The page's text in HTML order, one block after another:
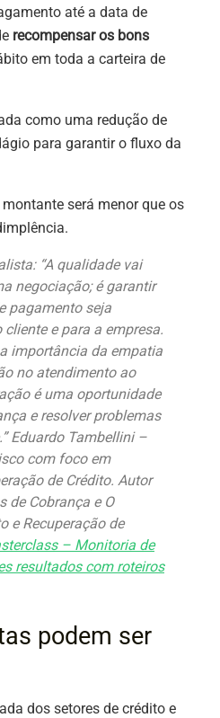
até a data de
recompensar os bons
em toda a carteira de
como uma redução de
para garantir o fluxo da
será menor que os
“A qualidade vai
negociação; é garantir
pagamento seja
e para a empresa.
importância da empatia
no atendimento ao
é uma oportunidade
e resolver problemas
Eduardo Tambellini –
com foco em
de Crédito. Autor
de Cobrança e O
e Recuperação de
– Monitoria de
resultados com roteiros
podem ser
dos setores de crédito e